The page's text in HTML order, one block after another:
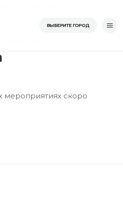
ВЫБЕРИТЕ ГОРОД
скоро